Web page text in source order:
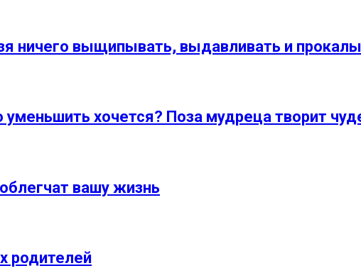
ничего выщипывать, выдавливать и
хочется? Поза мудреца творит
вашу жизнь
родителей